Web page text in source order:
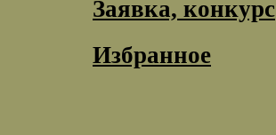
Заявка, конкурс
Избранное